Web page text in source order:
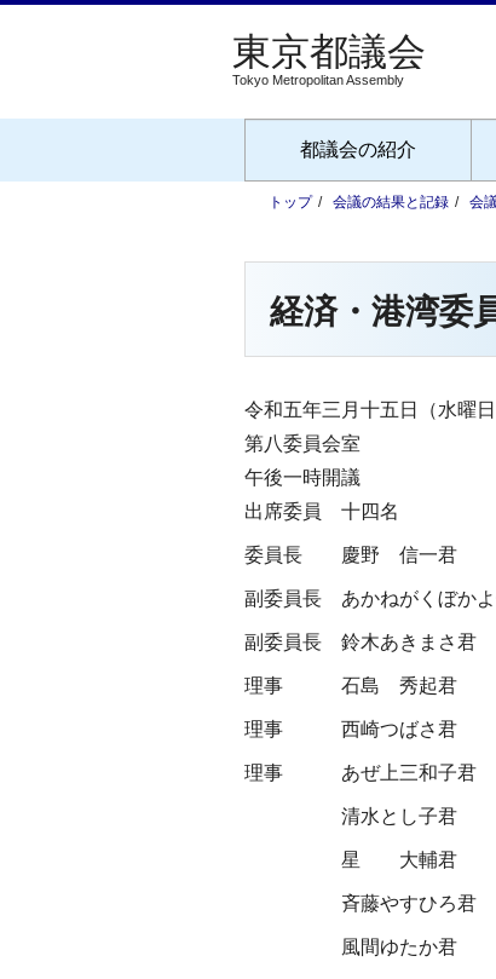
Tokyo Metropolitan Assembly
都議会の紹介
トップ 会議の結果と記録 会
経済・港湾委
令和五年三月十五日（水曜日
第八委員会室
午後一時開議
出席委員 十四名
委員長 慶野 信一君
副委員長 あかねがくぼか
副委員長 鈴木あきまさ君
理事 石島 秀起君
理事 西崎つばさ君
理事 あぜ上三和子君
清水とし子君
星 大輔君
斉藤やすひろ君
風間ゆたか君